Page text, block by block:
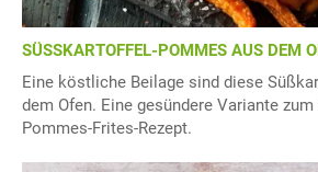
SÜSSKARTOFFEL-POMMES AUS DEM
Eine köstliche Beilage sind diese
dem Ofen. Eine gesündere Variante
Pommes-Frites-Rezept.